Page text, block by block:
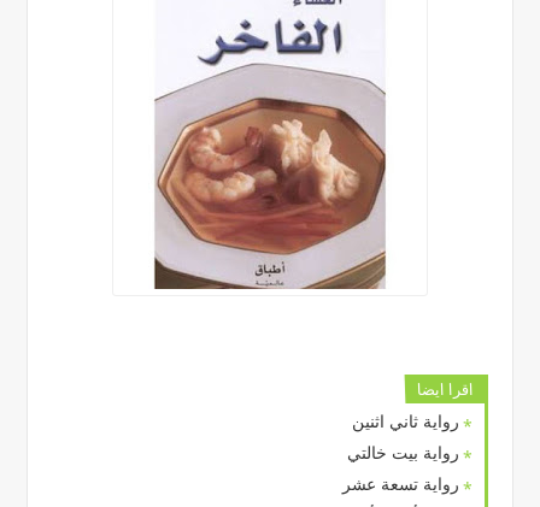
اقرا ايضا
رواية ثاني اثنين
رواية بيت خالتي
رواية تسعة عشر